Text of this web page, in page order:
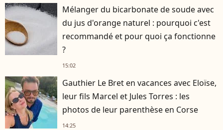
Mélanger du bicarbonate de soude avec
du jus d'orange naturel : pourquoi c'est
recommandé et pour quoi ça fonctionne
?
15:02
Gauthier Le Bret en vacances avec Eloïse,
leur fils Marcel et Jules Torres : les
photos de leur parenthèse en Corse
14:25